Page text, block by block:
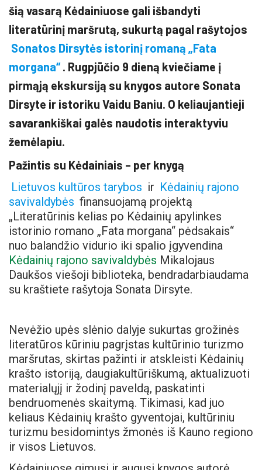
šią vasarą Kėdainiuose gali išbandyti
literatūrinį maršrutą, sukurtą pagal rašytojos
Sonatos Dirsytės istorinį romaną „Fata
morgana“ . Rugpjūčio 9 dieną kviečiame į
pirmąją ekskursiją su knygos autore Sonata
Dirsyte ir istoriku Vaidu Baniu. O keliaujantieji
savarankiškai galės naudotis interaktyviu
žemėlapiu.
Pažintis su Kėdainiais – per knygą
Lietuvos kultūros tarybos ir Kėdainių rajono
savivaldybės finansuojamą projektą
„Literatūrinis kelias po Kėdainių apylinkes
istorinio romano „Fata morgana“ pėdsakais“
nuo balandžio vidurio iki spalio įgyvendina
Kėdainių rajono savivaldybės Mikalojaus
Daukšos viešoji biblioteka, bendradarbiaudama
su kraštiete rašytoja Sonata Dirsyte.
Nevėžio upės slėnio dalyje sukurtas grožinės
literatūros kūriniu pagrįstas kultūrinio turizmo
maršrutas, skirtas pažinti ir atskleisti Kėdainių
krašto istoriją, daugiakultūriškumą, aktualizuoti
materialųjį ir žodinį paveldą, paskatinti
bendruomenės skaitymą. Tikimasi, kad juo
keliaus Kėdainių krašto gyventojai, kultūriniu
turizmu besidomintys žmonės iš Kauno regiono
ir visos Lietuvos.